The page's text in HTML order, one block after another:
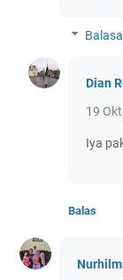
Dian
19
Iya
Balas